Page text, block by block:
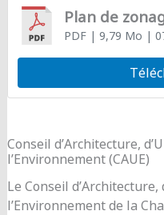
Plan de
PDF| 9,79 Mo |
Conseil d’Architecture,
l’Environnement (CAUE)
Le Conseil d’Architecture,
l’Environnement de la